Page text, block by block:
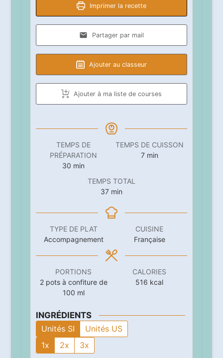
Imprimer la recette
Partager par mail
Ajouter au classeur
Ajouter à ma liste de courses
TEMPS DE
PRÉPARATION
30 minutes
min
TEMPS DE CUISSON
7minutes
min
TEMPS TOTAL
37minutes
min
TYPE DE PLAT
Accompagnement
CUISINE
Française
PORTIONS
2 pots à confiture de
100 ml
CALORIES
516 kcal
INGRÉDIENTS
Unités SI
Unités US
1x
2x 3x